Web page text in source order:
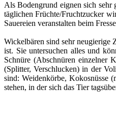
Als Bodengrund eignen sich sehr
täglichen Früchte/Fruchtzucker
Sauereien veranstalten beim
Wickelbären sind sehr neugierige
ist. Sie untersuchen alles und
Schnüre (Abschnüren einzelner
(Splitter, Verschlucken) in der
sind: Weidenkörbe, Kokosnüsse
stehen, in der sich das Tier